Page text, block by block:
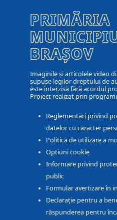
PRIMĂRIA
BRAȘOV
Imaginile și articolele video
supuse legilor dreptului de
este interzisă fără acordul
Proiect realizat prin
Reglementări privind
datelor cu caracter
Politica de utilizare a
Optiuni cookie
Informare privind
public
Formular avertizare în
Declarație pentru a
răspunderea pentru